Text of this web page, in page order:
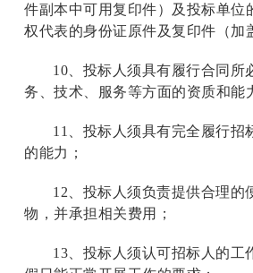
件副本中可用复印件）及投标单位
权代表的身份证原件及复印件（加
10 、投标人须具有履行合同所
务、技术、服务等方面的资质和能
11
、投标人须具有完全履行
的能力；
12 、投标人须负责提供合理的
物，并承担相关费用；
13 、投标人须认可招标人的工